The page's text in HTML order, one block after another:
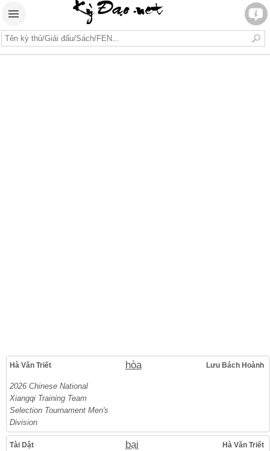
Hà Văn Triết hòa Lưu Bách Hoành
2026 Chinese National
Xiangqi Training Team
Selection Tournament Men's
Division
Tài Dật bại Hà Văn Triết